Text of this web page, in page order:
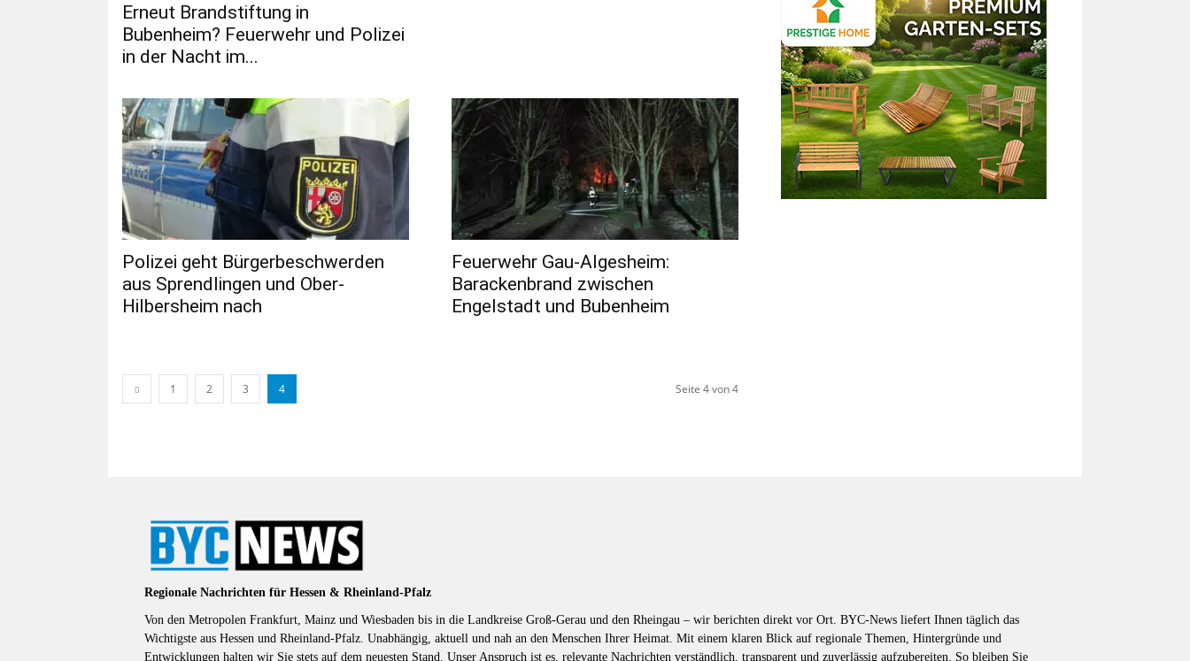
Erneut Brandstiftung in
Bubenheim? Feuerwehr und Polizei
in der Nacht im...
Polizei geht Bürgerbeschwerden
aus Sprendlingen und Ober-
Hilbersheim nach
Feuerwehr Gau-Algesheim:
Barackenbrand zwischen
Engelstadt und Bubenheim
1 2 3 4 Seite 4 von 4
Regionale Nachrichten für Hessen & Rheinland-Pfalz
Von den Metropolen Frankfurt, Mainz und Wiesbaden bis in die Landkreise Groß-Gerau und den Rheingau – wir berichten direkt vor Ort. BYC-News liefert Ihnen täglich das
Wichtigste aus Hessen und Rheinland-Pfalz. Unabhängig, aktuell und nah an den Menschen Ihrer Heimat. Mit einem klaren Blick auf regionale Themen, Hintergründe und
Entwicklungen halten wir Sie stets auf dem neuesten Stand. Unser Anspruch ist es, relevante Nachrichten verständlich, transparent und zuverlässig aufzubereiten. So bleiben Sie